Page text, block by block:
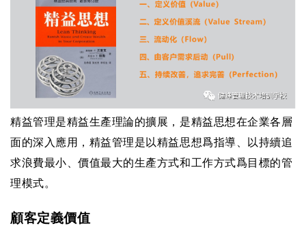
精益管理是精益生產理論的擴展，是精益思想在企業各層
面的深入應用，精益管理是以精益思想爲指導、以持續追
求浪費最小、價值最大的生產方式和工作方式爲目標的管
理模式。
顧客定義價值